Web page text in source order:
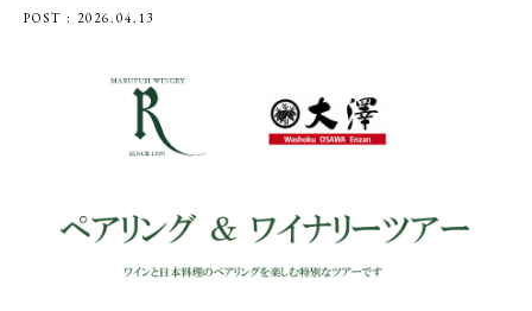
POST : 2026.04.13